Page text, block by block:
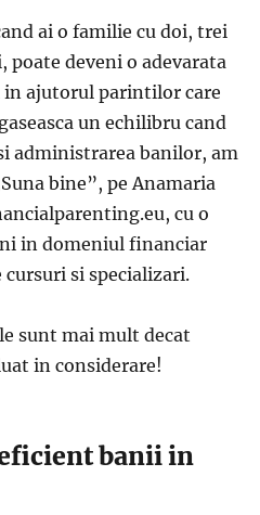
ai o familie cu doi, trei
deveni o adevarata
in ajutorul parintilor care
un echilibru cand
administrarea banilor, am
bine”, pe Anamaria
cu o
in domeniul financiar
si specializari.
sunt mai mult decat
in considerare!
banii in